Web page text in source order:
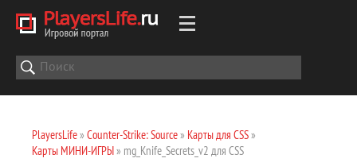
PlayersLife» Counter-Strike: Source» Карты для CSS»
Карты МИНИ-ИГРЫ» mg_Knife_Secrets_v2 для CSS